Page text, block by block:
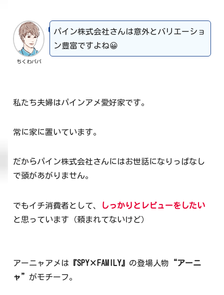
ちくわパパ
パイン株式会社さんは意外とバリエーショ
ン豊富ですよね😀
私たち夫婦はパインアメ愛好家です。
常に家に置いています。
だからパイン株式会社さんにはお世話になりっぱなし
で頭があがりません。
でもイチ消費者として、
しっかりとレビューをしたい
と思っています（頼まれてないけど）
アーニャアメは 『SPY×FAMILY』 の登場人物 “アーニ
ャ” がモチーフ。